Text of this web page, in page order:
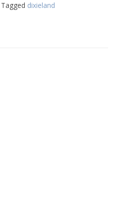
Tagged dixieland